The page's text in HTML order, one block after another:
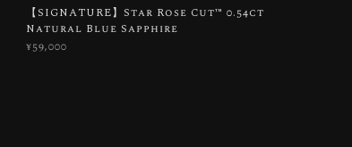
【SIGNATURE】Star Rose Cut™️ 0.54ct
Natural Blue Sapphire
¥59,000